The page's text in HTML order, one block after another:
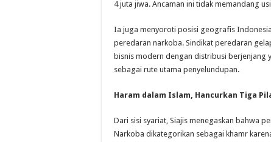
4 juta jiwa. Ancaman ini tidak memandang
Ia juga menyoroti posisi geografis
peredaran narkoba. Sindikat peredaran
bisnis modern dengan distribusi berjenjang
sebagai rute utama penyelundupan.
Haram dalam Islam, Hancurkan Tiga
Dari sisi syariat, Siajis menegaskan bahwa
Narkoba dikategorikan sebagai khamr